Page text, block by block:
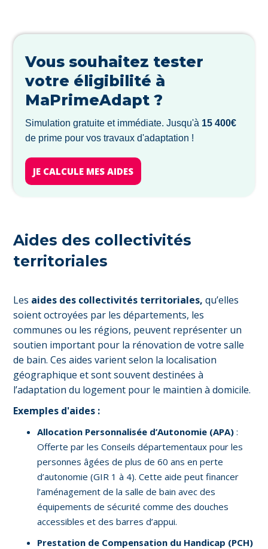
Vous souhaitez tester
votre éligibilité à
MaPrimeAdapt ?
Simulation gratuite et immédiate. Jusqu'à 15 400€
de prime pour vos travaux d'adaptation !
JE CALCULE MES AIDES
Aides des collectivités
territoriales
Les aides des collectivités territoriales, qu’elles
soient octroyées par les départements, les
communes ou les régions, peuvent représenter un
soutien important pour la rénovation de votre salle
de bain. Ces aides varient selon la localisation
géographique et sont souvent destinées à
l’adaptation du logement pour le maintien à domicile.
Exemples d'aides :
Allocation Personnalisée d’Autonomie (APA) :
Offerte par les Conseils départementaux pour les
personnes âgées de plus de 60 ans en perte
d’autonomie (GIR 1 à 4). Cette aide peut financer
l’aménagement de la salle de bain avec des
équipements de sécurité comme des douches
accessibles et des barres d’appui.
Prestation de Compensation du Handicap (PCH)